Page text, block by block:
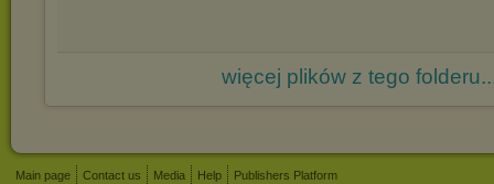
więcej plików z tego
Main page Contact us Media Help
Publishers Platform